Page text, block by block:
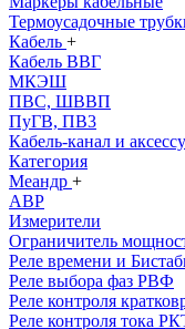
Термоусадочные
Кабель +
Кабель ВВГ
МКЭШ
ПВС, ШВВП
ПуГВ, ПВ3
Кабель-канал и
Категория
Меандр +
АВР
Измерители
Ограничитель
Реле времени и
Реле выбора фаз РВФ
Реле контроля
Реле контроля тока